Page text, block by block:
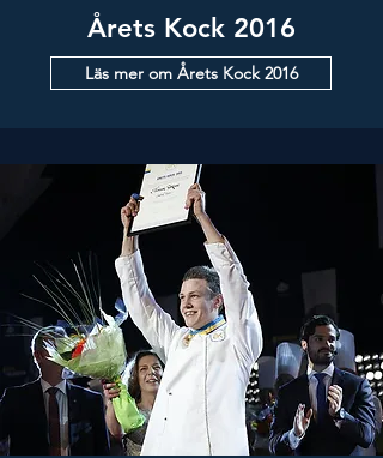
Årets Kock 2016
Läs mer om Årets Kock 2016